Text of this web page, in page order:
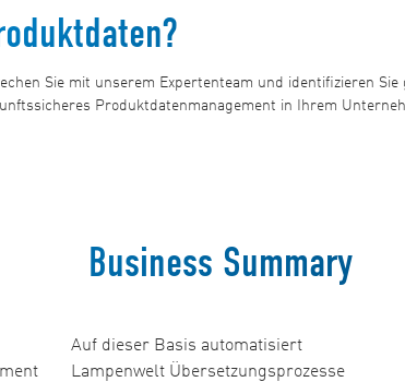
Sie mit unserem Expertenteam und identifizieren Sie
Produktdatenmanagement in Ihrem
Business Summary
Auf dieser Basis automatisiert
Lampenwelt Übersetzungsprozesse